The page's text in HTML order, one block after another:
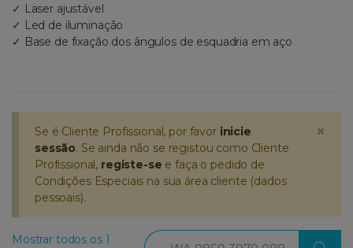
✓ Laser ajustável
✓ Led de iluminação
✓ Base de fixação dos ângulos de esquadria em aço
×
Se é Cliente Profissional, por favor inicie
sessão. Se ainda não se registou como Cliente
Profissional, registe-se e faça o pedido de
Condições Especiais na sua área cliente (dados
pessoais).
Mostrar todos os 1
Procurar